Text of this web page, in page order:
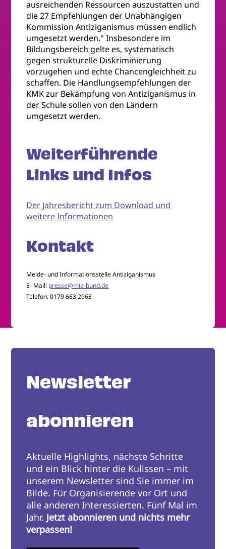
ausreichenden Ressourcen auszustatten und
die 27 Empfehlungen der Unabhängigen
Kommission Antiziganismus müssen endlich
umgesetzt werden." Insbesondere im
Bildungsbereich gelte es, systematisch
gegen strukturelle Diskriminierung
vorzugehen und echte Chancengleichheit zu
schaffen. Die Handlungsempfehlungen der
KMK zur Bekämpfung von Antiziganismus in
der Schule sollen von den Ländern
umgesetzt werden.
Weiterführende
Links und Infos
Der Jahresbericht zum Download und
weitere Informationen
Kontakt
Melde- und Informationsstelle Antiziganismus
E- Mail: presse@mia-bund.de
Telefon: 0179 663 2963
Newsletter
abonnieren
Aktuelle Highlights, nächste Schritte
und ein Blick hinter die Kulissen – mit
unserem Newsletter sind Sie immer im
Bilde. Für Organisierende vor Ort und
alle anderen Interessierten. Fünf Mal im
Jahr. Jetzt abonnieren und nichts mehr
verpassen!